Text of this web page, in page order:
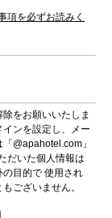
を必ずお読みく
をお願いいたしま
ンを設定し、メー
@apahotel.com」
だいた個人情報は
目的で 使用され
ございません。